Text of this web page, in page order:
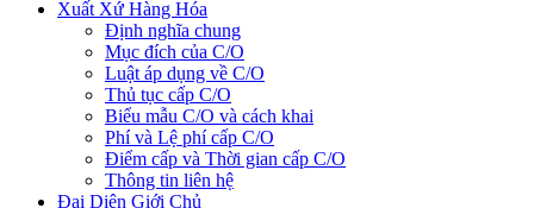
Xuất Xứ Hàng Hóa
Định nghĩa chung
Mục đích của C/O
Luật áp dụng về C/O
Thủ tục cấp C/O
Biểu mẫu C/O và cách khai
Phí và Lệ phí cấp C/O
Điểm cấp và Thời gian cấp C/O
Thông tin liên hệ
Đại Diện Giới Chủ